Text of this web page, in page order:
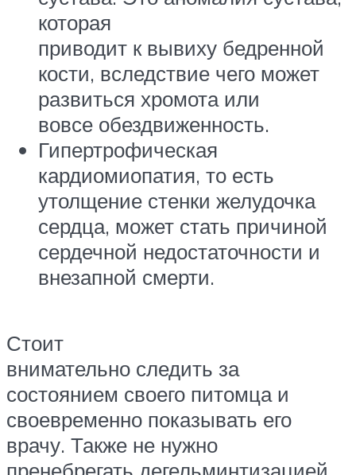
которая
приводит к вывиху бедренной
кости, вследствие чего может
развиться хромота или
вовсе обездвиженность.
Гипертрофическая
кардиомиопатия, то есть
утолщение стенки желудочка
сердца, может стать причиной
сердечной недостаточности и
внезапной смерти.
Стоит
внимательно следить за
состоянием своего питомца и
своевременно показывать его
врачу. Также не нужно